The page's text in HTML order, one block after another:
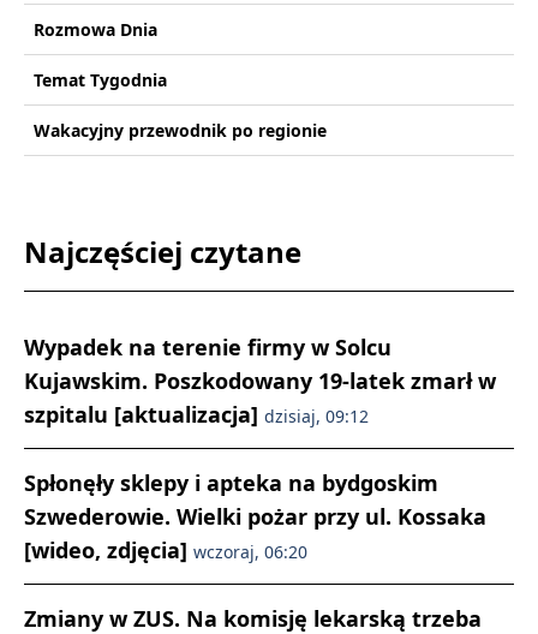
Rozmowa Dnia
Temat Tygodnia
Wakacyjny przewodnik po regionie
Najczęściej czytane
Wypadek na terenie firmy w Solcu
Kujawskim. Poszkodowany 19-latek zmarł w
szpitalu [aktualizacja] dzisiaj, 09:12
Spłonęły sklepy i apteka na bydgoskim
Szwederowie. Wielki pożar przy ul. Kossaka
[wideo, zdjęcia] wczoraj, 06:20
Zmiany w ZUS. Na komisję lekarską trzeba